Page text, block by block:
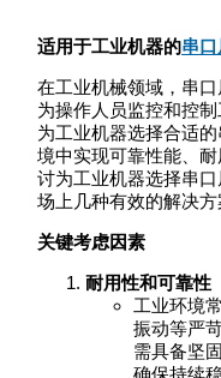
适用于工业机器的串
在工业机械领域，串
为操作人员监控和控
为工业机器选择合适
境中实现可靠性能、
讨为工业机器选择串
场上几种有效的解决方
关键考虑因素
耐用性和可靠性
工业环境
振动等严
需具备坚
确保持续